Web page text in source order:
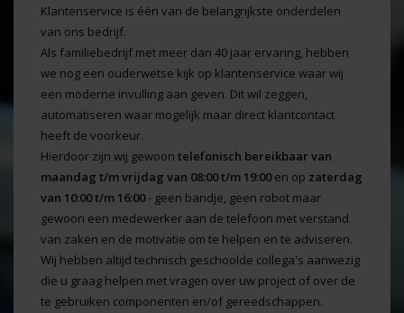
Klantenservice is één van de belangrijkste onderdelen
van ons bedrijf.
Als familiebedrijf met meer dan 40 jaar ervaring, hebben
we nog een ouderwetse kijk op klantenservice waar wij
een moderne invulling aan geven. Dit wil zeggen,
automatiseren waar mogelijk maar direct klantcontact
heeft de voorkeur.
Hierdoor zijn wij gewoon telefonisch bereikbaar van
maandag t/m vrijdag van 08:00 t/m 19:00en op zaterdag
van 10:00 t/m 16:00- geen bandje, geen robot maar
gewoon een medewerker aan de telefoon met verstand
van zaken en de motivatie om te helpen en te adviseren.
Wij hebben altijd technisch geschoolde collega's aanwezig
die u graag helpen met vragen over uw project of over de
te gebruiken componenten en/of gereedschappen.